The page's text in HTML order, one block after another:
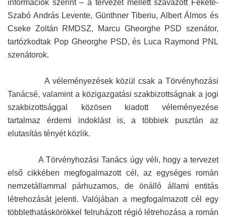
információk szerint – a tervezet mellett szavazott Fekete-
Szabó András Levente, Günthner Tiberiu, Albert Álmos és
Cseke Zoltán RMDSZ, Marcu Gheorghe PSD szenátor,
tartózkodtak Pop Gheorghe PSD, és Luca Raymond PNL
szenátorok.
A véleményezések közül csak a Törvényhozási
Tanácsé, valamint a közigazgatási szakbizottságnak a jogi
szakbizottsággal közösen kiadott véleményezése
tartalmaz érdemi indoklást is, a többiek pusztán az
elutasítás tényét közlik.
A Törvényhozási Tanács úgy véli, hogy a tervezet
első cikkében megfogalmazott cél, az egységes román
nemzetállammal párhuzamos, de önálló állami entitás
létrehozását jelenti. Valójában a megfogalmazott cél egy
többlethatáskörökkel felruházott régió létrehozása a román